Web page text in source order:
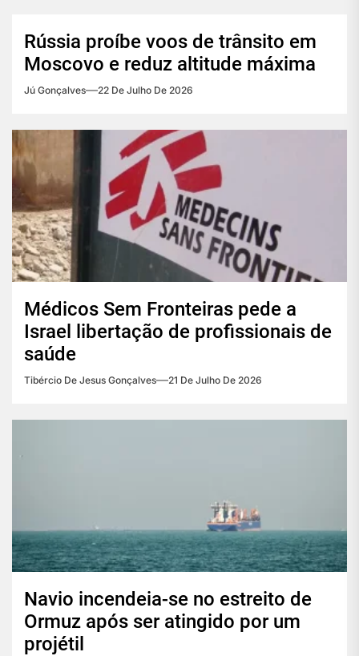
Rússia proíbe voos de trânsito em
Moscovo e reduz altitude máxima
Jú Gonçalves 22 De Julho De 2026
Médicos Sem Fronteiras pede a
Israel libertação de profissionais de
saúde
Tibércio De Jesus Gonçalves 21 De Julho De 2026
Navio incendeia-se no estreito de
Ormuz após ser atingido por um
projétil